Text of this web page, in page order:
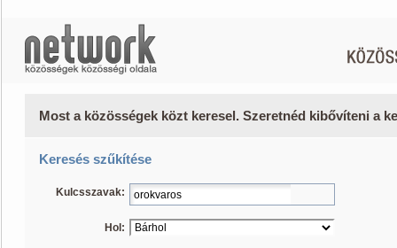
Most a közösségek közt keresel. Szeretnéd kibővíteni a
Keresés szűkítése
Kulcsszavak:
Hol: